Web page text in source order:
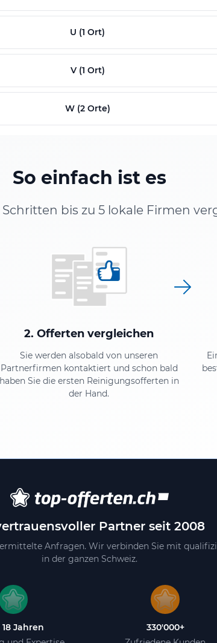
U (1 Ort)
V (1 Ort)
W (2 Orte)
So einfach ist es
bis zu 5 lokale Firmen
2. Offerten vergleichen
Sie werden alsobald von unseren
Partnerfirmen kontaktiert und schon bald
haben Sie die ersten Reinigungsofferten in
der Hand.
Partner seit 2008
Anfragen. Wir verbinden Sie mit
in der ganzen Schweiz.
Jahren
330'000+